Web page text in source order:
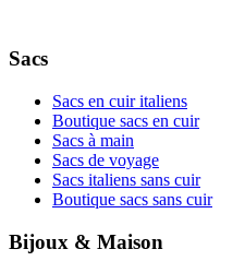
Sacs
Sacs en cuir italiens
Boutique sacs en cuir
Sacs à main
Sacs de voyage
Sacs italiens sans cuir
Boutique sacs sans cuir
Bijoux & Maison